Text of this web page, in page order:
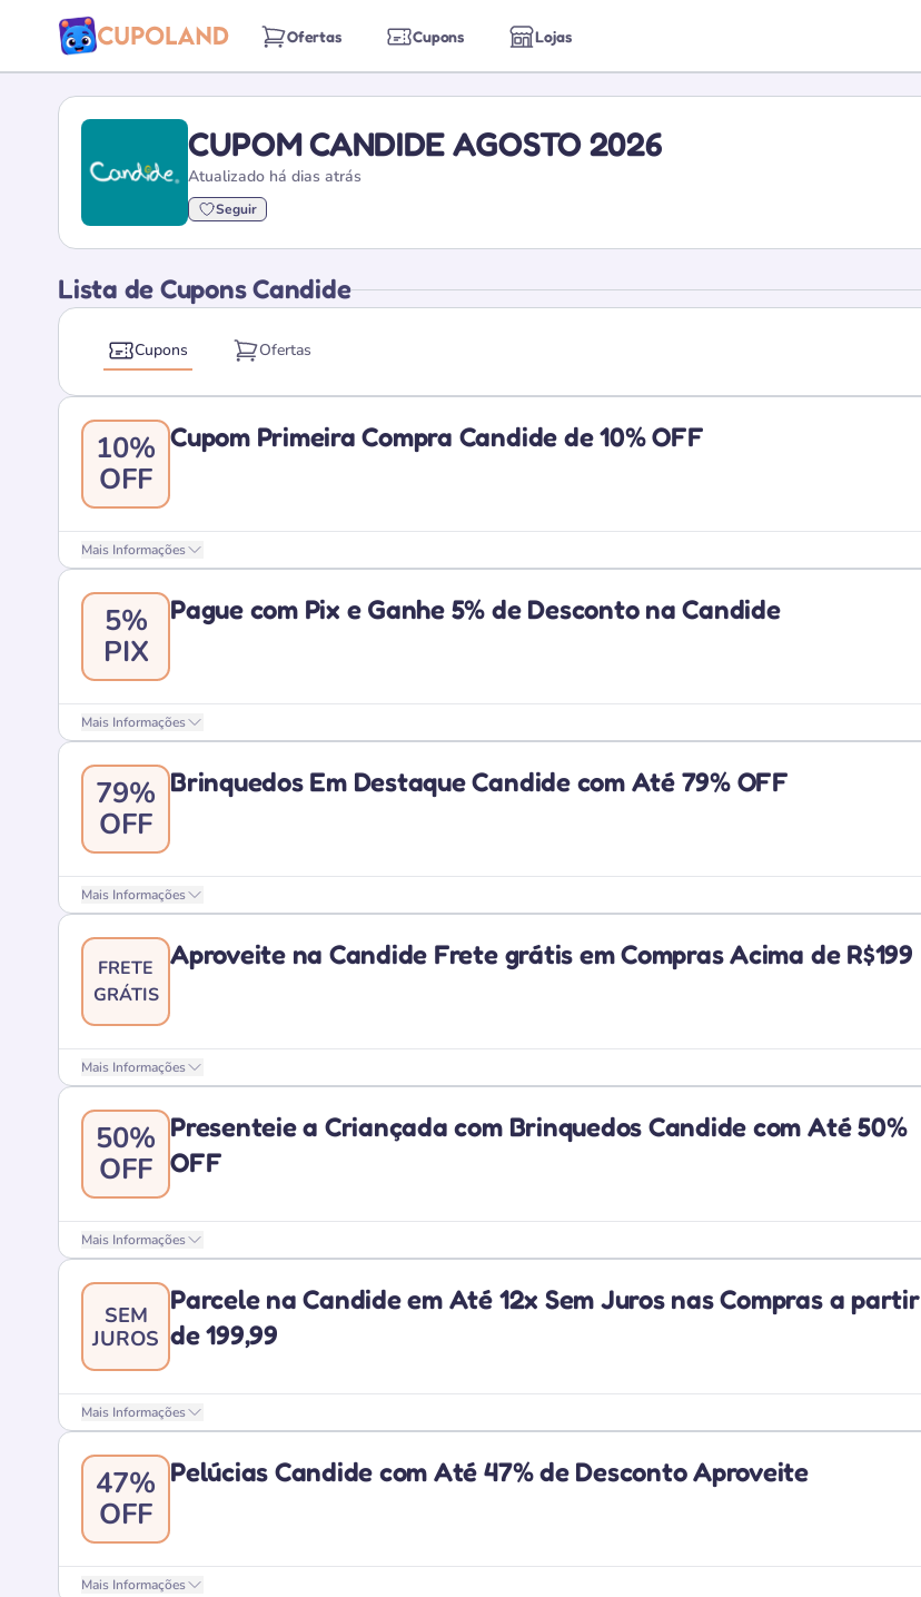
Ofertas Cupons Lojas
CUPOM CANDIDE AGOSTO 2026
Atualizado há dias atrás
Seguir
Lista de Cupons Candide
Cupons Ofertas
10%
OFF
Cupom Primeira Compra Candide de 10% OFF
Mais Informações
5%
PIX
Pague com Pix e Ganhe 5% de Desconto na Candide
Mais Informações
79%
OFF
Brinquedos Em Destaque Candide com Até 79% OFF
Mais Informações
FRETE
GRÁTIS
Aproveite na Candide Frete grátis em Compras Acima de R$199
Mais Informações
50%
OFF
Presenteie a Criançada com Brinquedos Candide com Até 50%
OFF
Mais Informações
SEM
JUROS
Parcele na Candide em Até 12x Sem Juros nas Compras a partir
de 199,99
Mais Informações
47%
OFF
Pelúcias Candide com Até 47% de Desconto Aproveite
Mais Informações